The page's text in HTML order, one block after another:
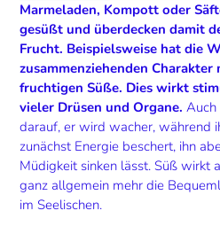
Marmeladen, Kompott oder
gesüßt und überdecken damit
Frucht. Beispielsweise hat die
zusammenziehenden
fruchtigen Süße. Dies wirkt
vieler Drüsen und Organe. Auch
darauf, er wird wacher, während
zunächst Energie beschert, ihn
Müdigkeit sinken lässt. Süß wirkt
ganz allgemein mehr die
im Seelischen.